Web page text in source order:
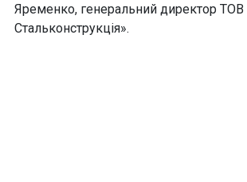
Яременко, генеральний директор ТОВ
Стальконструкція».